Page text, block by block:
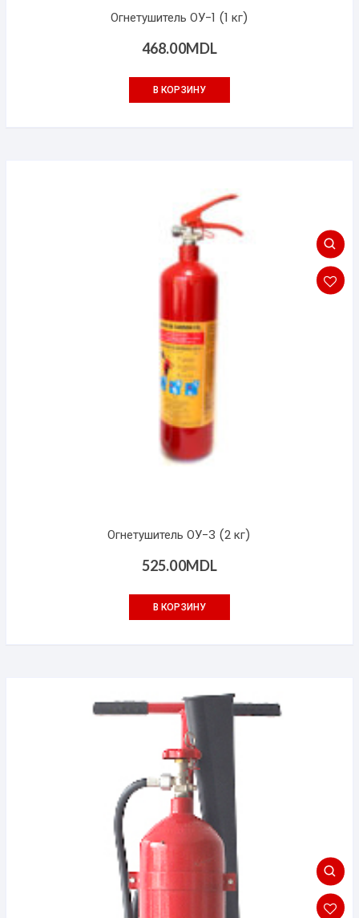
Огнетушитель ОУ-1 (1 кг)
468.00MDL
В КОРЗИНУ
Огнетушитель ОУ-3 (2 кг)
525.00MDL
В КОРЗИНУ